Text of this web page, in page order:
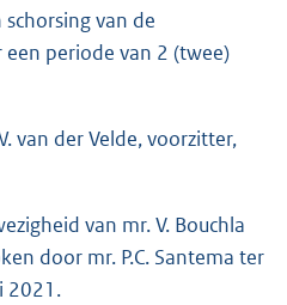
van de
periode van 2 (twee)
van der Velde, voorzitter,
van mr. V. Bouchla
door mr. P.C. Santema ter
2021.